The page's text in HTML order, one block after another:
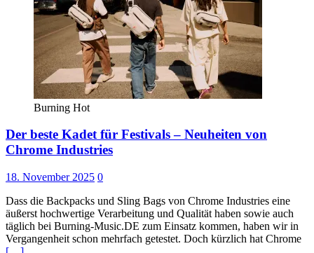
Burning Hot
Der beste Kadet für Festivals – Neuheiten von
Chrome Industries
18. November 2025 0
Dass die Backpacks und Sling Bags von Chrome Industries eine
äußerst hochwertige Verarbeitung und Qualität haben sowie auch
täglich bei Burning-Music.DE zum Einsatz kommen, haben wir in
Vergangenheit schon mehrfach getestet. Doch kürzlich hat Chrome